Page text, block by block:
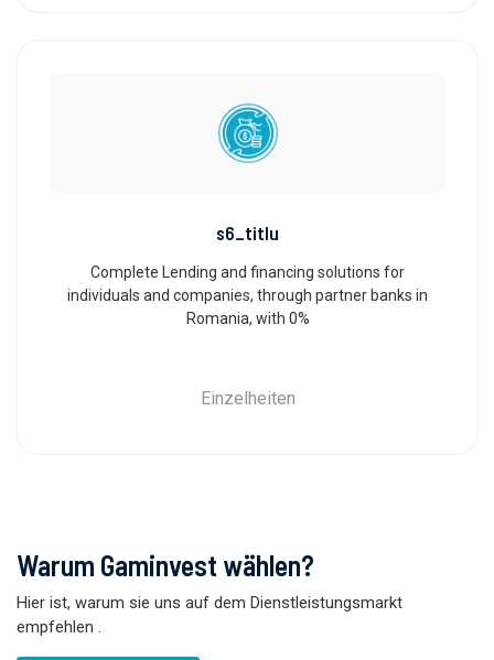
s6_titlu
Complete Lending and financing solutions for
individuals and companies, through partner banks in
Romania, with 0%
Einzelheiten
Warum Gaminvest wählen?
Hier ist, warum sie uns auf dem Dienstleistungsmarkt
empfehlen